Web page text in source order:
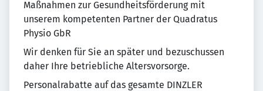
Maßnahmen zur Gesundheitsförderung mit
unserem kompetenten Partner der Quadratus
Physio GbR
Wir denken für Sie an später und bezuschussen
daher Ihre betriebliche Altersvorsorge.
Personalrabatte auf das gesamte DINZLER